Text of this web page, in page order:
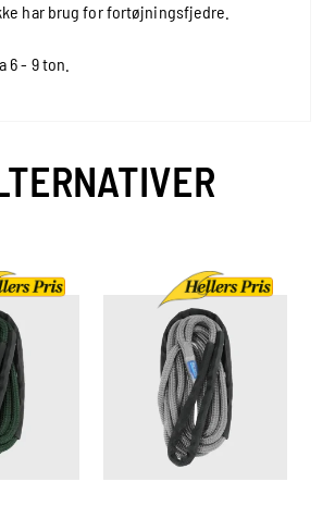
har brug for fortøjningsfjedre.
6 - 9 ton.